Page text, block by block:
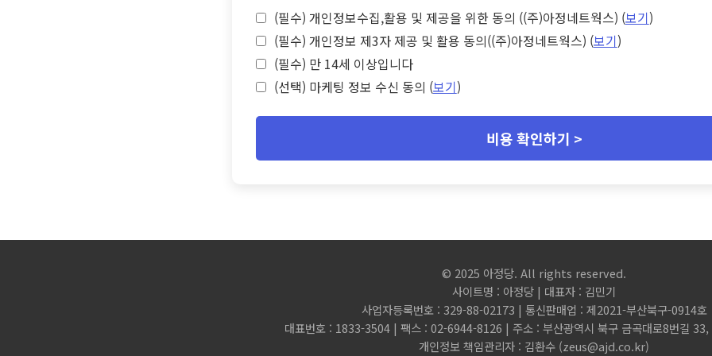
(필수) 개인정보수집,활용 및 제공을 위한 동의 ((주)아정네트웍스) (보기)
(필수) 개인정보 제3자 제공 및 활용 동의((주)아정네트웍스) (보기)
(필수) 만 14세 이상입니다
(선택) 마케팅 정보 수신 동의 (보기)
비용 확인하기 >
© 2025 아정당. All rights reserved.
사이트명 : 아정당 | 대표자 : 김민기
사업자등록번호 : 329-88-02173 | 통신판매업 : 제2021-부산북구-0914호
대표번호 : 1833-3504 | 팩스 : 02-6944-8126 | 주소 : 부산광역시 북구 금곡대로8번길 33,
개인정보 책임관리자 : 김환수 (zeus@ajd.co.kr)